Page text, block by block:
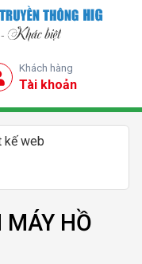
Khách hàng
Tài khoản
kế web
MÁY HỒ